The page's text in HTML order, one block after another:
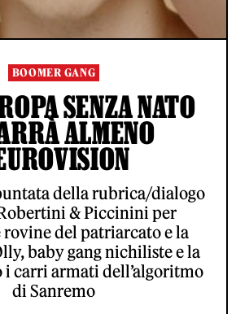
BOOMER GANG
SENZA NATO
ALMENO
della rubrica/dialogo
& Piccinini per
rovine del patriarcato e la
baby gang nichiliste e la
i carri armati dell’algoritmo
di Sanremo